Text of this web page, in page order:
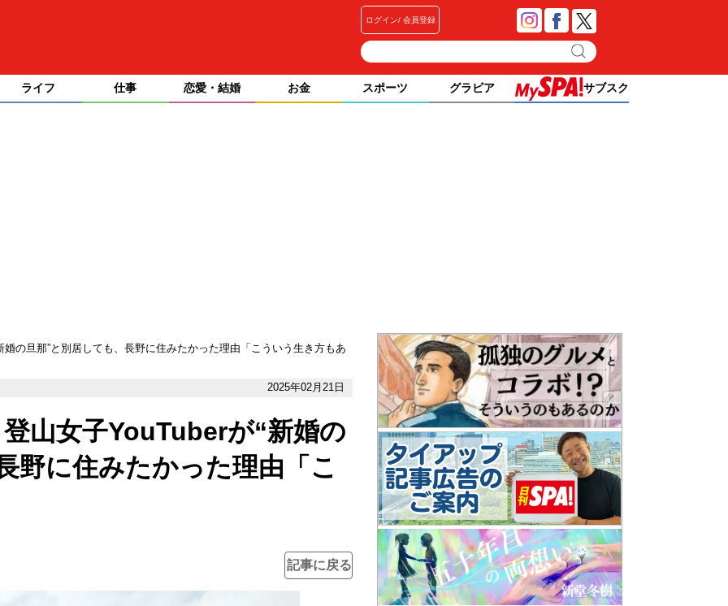
ログイン 会員登録
ライフ 仕事 恋愛・結婚 お金 スポーツ グラビア サブスク
の旦那”と別居しても、長野に住みたかった理由「こういう生き方もあ
2025年02月21日
山女子YouTuberが“新婚の
野に住みたかった理由「こ
記事に戻る